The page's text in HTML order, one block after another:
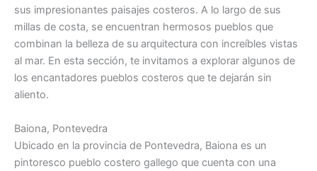
sus impresionantes paisajes costeros. A lo largo de sus
millas de costa, se encuentran hermosos pueblos que
combinan la belleza de su arquitectura con increíbles vistas
al mar. En esta sección, te invitamos a explorar algunos de
los encantadores pueblos costeros que te dejarán sin
aliento.
Baiona, Pontevedra
Ubicado en la provincia de Pontevedra, Baiona es un
pintoresco pueblo costero gallego que cuenta con una